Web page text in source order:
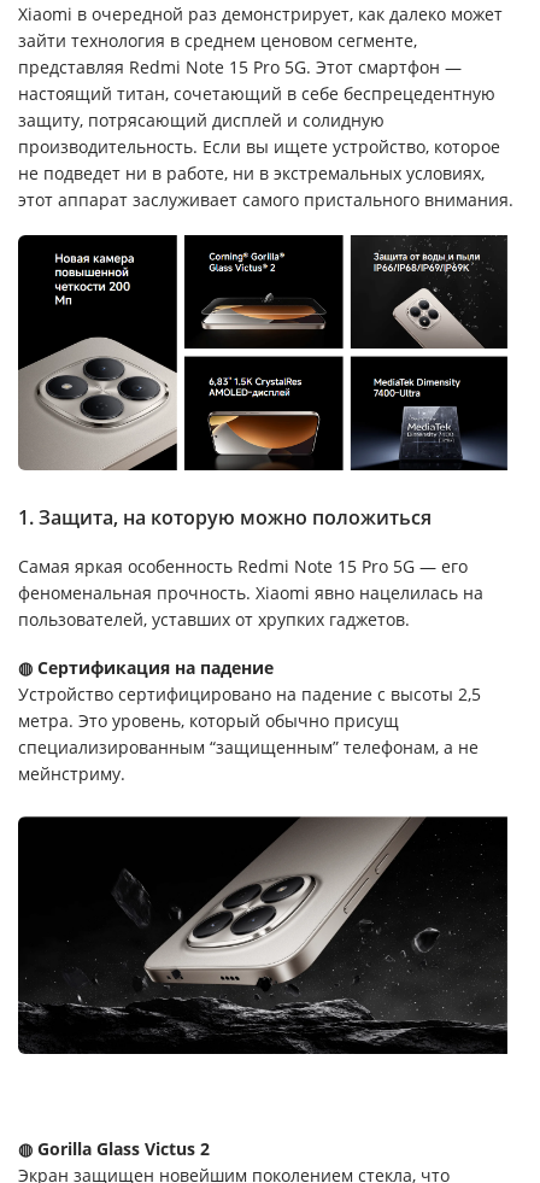
Xiaomi в очередной раз демонстрирует, как далеко может
зайти технология в среднем ценовом сегменте,
представляя Redmi Note 15 Pro 5G. Этот смартфон —
настоящий титан, сочетающий в себе беспрецедентную
защиту, потрясающий дисплей и солидную
производительность. Если вы ищете устройство, которое
не подведет ни в работе, ни в экстремальных условиях,
этот аппарат заслуживает самого пристального внимания.
1. Защита, на которую можно положиться
Самая яркая особенность Redmi Note 15 Pro 5G — его
феноменальная прочность. Xiaomi явно нацелилась на
пользователей, уставших от хрупких гаджетов.
◍ Сертификация на падение
Устройство сертифицировано на падение с высоты 2,5
метра. Это уровень, который обычно присущ
специализированным “защищенным” телефонам, а не
мейнстриму.
◍ Gorilla Glass Victus 2
Экран защищен новейшим поколением стекла, что